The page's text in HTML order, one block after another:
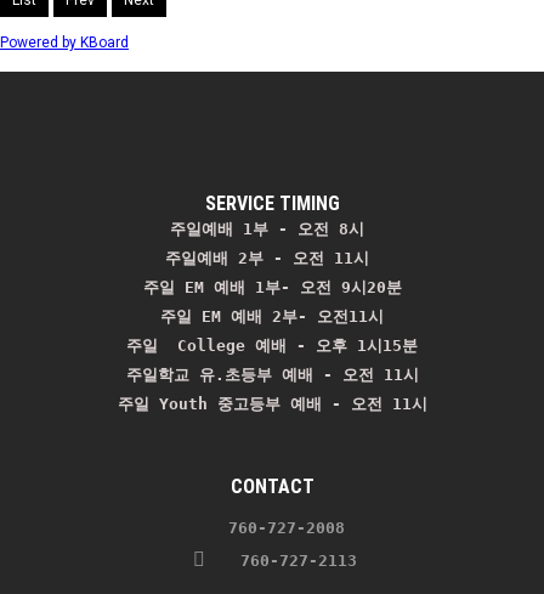
Powered by KBoard
SERVICE TIMING
주일예배 1부 - 오전 8시
주일예배 2부 - 오전 11시
주일 EM 예배 1부- 오전 9시20분
주일 EM 예배 2부- 오전11시
주일  College 예배 - 오후 1시15분
주일학교 유.초등부 예배 - 오전 11시
주일 Youth 중고등부 예배 - 오전 11시
CONTACT
760-727-2008
760-727-2113